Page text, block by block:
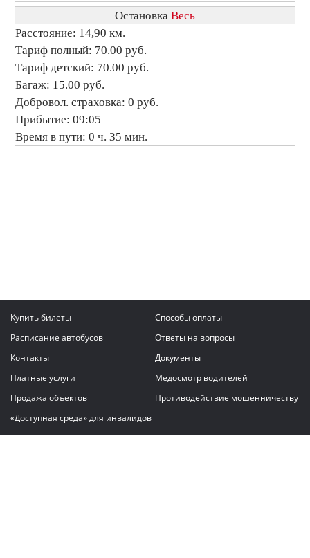
Остановка Весь
Расстояние: 14,90 км.
Тариф полный: 70.00 руб.
Тариф детский: 70.00 руб.
Багаж: 15.00 руб.
Добровол. страховка: 0 руб.
Прибытие: 09:05
Время в пути: 0 ч. 35 мин.
Купить билеты
Способы оплаты
Расписание автобусов
Ответы на вопросы
Контакты
Документы
Платные услуги
Медосмотр водителей
Продажа объектов
Противодействие мошенничеству
«Доступная среда» для инвалидов